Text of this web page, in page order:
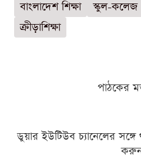
বাংলাদেশ শিক্ষা
স্কুল-কলেজ
ক্রীড়াশিক্ষা
পাঠকের
ডুয়ার ইউটিউব চ্যানেলের